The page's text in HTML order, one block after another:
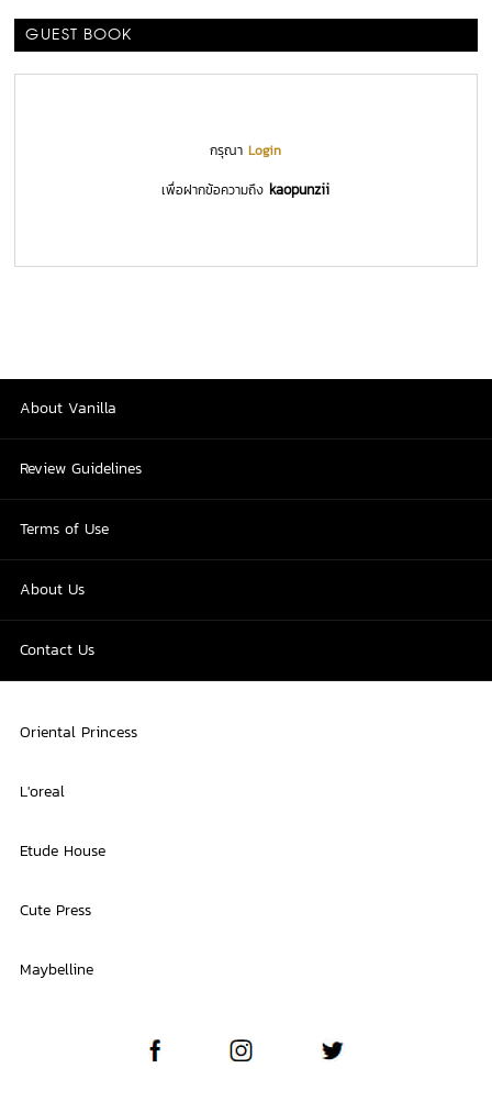
GUEST BOOK
กรุณาLogin
เพื่อฝากข้อความถึงkaopunzii
About Vanilla
Review Guidelines
Terms of Use
About Us
Contact Us
Oriental Princess
L'oreal
Etude House
Cute Press
Maybelline